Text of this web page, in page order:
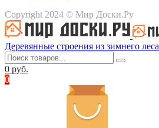
Copyright 2024 © Мир Доски.Ру
Деревянные строения из зимнего леса
0 руб.
0